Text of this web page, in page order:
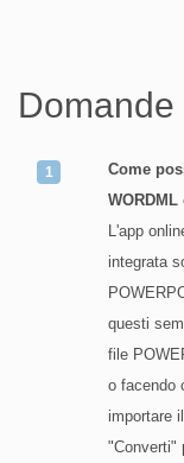
Come
L'app
integrata
questi
file
o facendo
importare
"Converti"